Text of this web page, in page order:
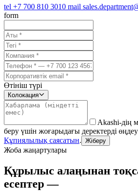
tel +7 700 810 3010 mail
form
Өтініш түрі
Колокация
Akashi-дің
беру үшін жоғарыдағы деректерді
Құпиялылық саясатын. Жіберу
Жоба жаңартулары
Құрылыс алаңынан
есептер —